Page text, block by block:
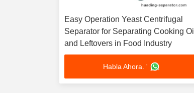
Easy Operation Yeast Centrifugal
Separator for Separating Cooking Oil
and Leftovers in Food Industry
Habla Ahora. '